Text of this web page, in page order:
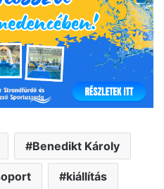
Benedikt Károly
kiállítás